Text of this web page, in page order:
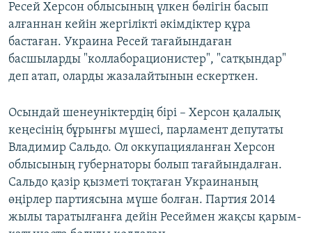
Ресей Херсон облысының үлкен бөлігін басып
алғаннан кейін жергілікті әкімдіктер құра
бастаған. Украина Ресей тағайындаған
басшыларды "коллаборационистер", "сатқындар"
деп атап, оларды жазалайтынын ескерткен.
Осындай шенеуніктердің бірі – Херсон қалалық
кеңесінің бұрынғы мүшесі, парламент депутаты
Владимир Сальдо. Ол оккупацияланған Херсон
облысының губернаторы болып тағайындалған.
Сальдо қазір қызметі тоқтаған Украинаның
өңірлер партиясына мүше болған. Партия 2014
жылы таратылғанға дейін Ресеймен жақсы қарым-